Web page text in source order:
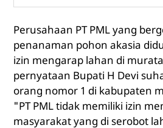
Perusahaan PT PML yang
penanaman pohon akasia
izin mengarap lahan di
pernyataan Bupati H Devi
orang nomor 1 di kabupaten
"PT PML tidak memiliki izin
masyarakat yang di serobot